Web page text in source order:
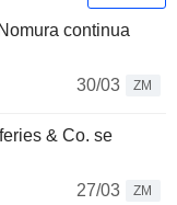
continua
30/03
ZM
& Co. se
27/03
ZM